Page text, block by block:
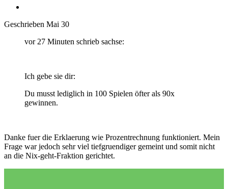
Geschrieben Mai 30
vor 27 Minuten schrieb sachse:
Ich gebe sie dir:
Du musst lediglich in 100 Spielen öfter als 90x
gewinnen.
Danke fuer die Erklaerung wie Prozentrechnung funktioniert. Mein
Frage war jedoch sehr viel tiefgruendiger gemeint und somit nicht
an die Nix-geht-Fraktion gerichtet.